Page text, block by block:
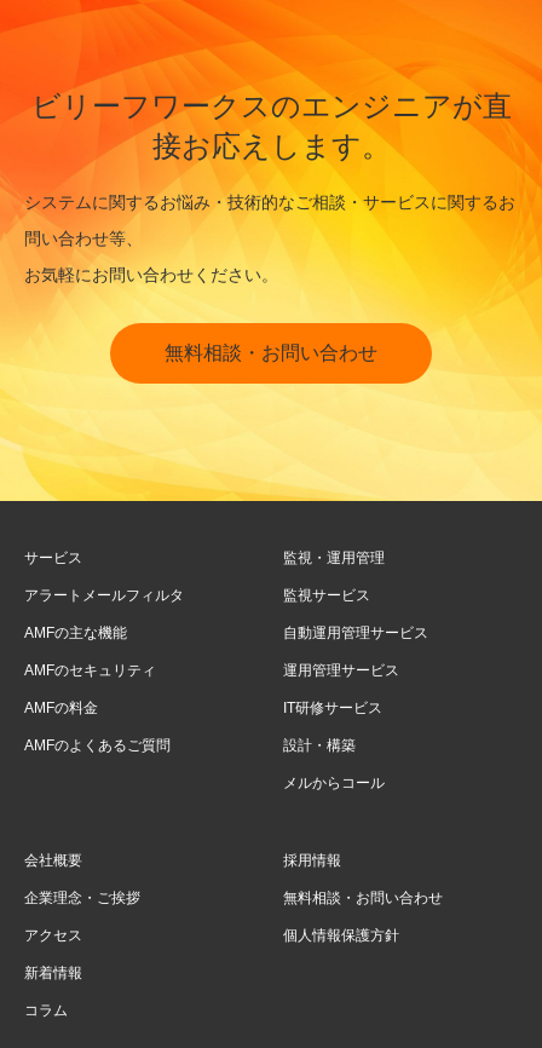
ビリーフワークスのエンジニアが直
接お応えします。
システムに関するお悩み・技術的なご相談・サービスに関するお
問い合わせ等、
お気軽にお問い合わせください。
無料相談・お問い合わせ
サービス
アラートメールフィルタ
AMFの主な機能
AMFのセキュリティ
AMFの料金
AMFのよくあるご質問
監視・運用管理
監視サービス
自動運用管理サービス
運用管理サービス
IT研修サービス
設計・構築
メルからコール
会社概要
企業理念・ご挨拶
アクセス
新着情報
コラム
採用情報
無料相談・お問い合わせ
個人情報保護方針